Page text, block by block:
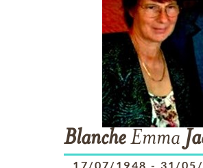
BlancheEmma
17/07/1948 - 31/